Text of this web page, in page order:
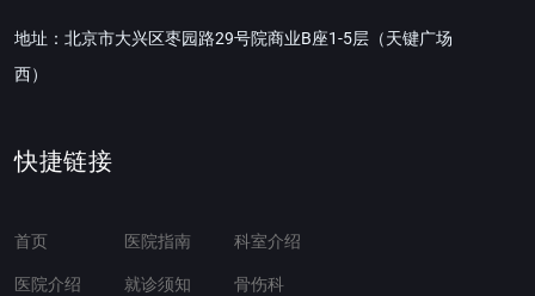
地址：北京市大兴区枣园路29号院商业B座1-5层（天键广场
西）
快捷链接
首页
医院介绍
医院指南
就诊须知
科室介绍
骨伤科